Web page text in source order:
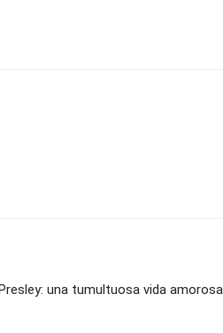
una tumultuosa vida